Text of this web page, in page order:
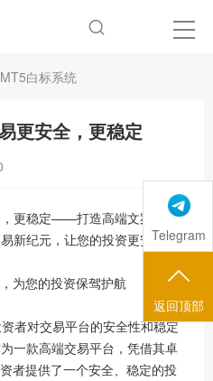
白标系统
更安全，更稳定
更稳定——打造高端文案
新纪元，让您的投资更安全，
为您的投资保驾护航
者对交易平台的安全性和稳定
一款高端交易平台，凭借其卓
者提供了一个安全、稳定的投
Telegram
返回顶部